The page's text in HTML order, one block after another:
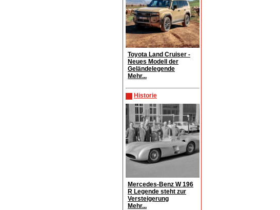
Toyota Land Cruiser -
Neues Modell der
Geländelegende
Mehr...
Historie
Mercedes-Benz W 196
R Legende steht zur
Versteigerung
Mehr...